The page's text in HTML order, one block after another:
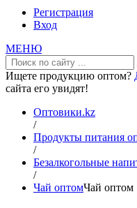
Регистрация
Вход
МЕНЮ
Ищете продукцию оптом?
сайта его увидят!
Оптовики.kz
/
Продукты питания
/
Безалкогольные
/
Чай оптомЧай оптом